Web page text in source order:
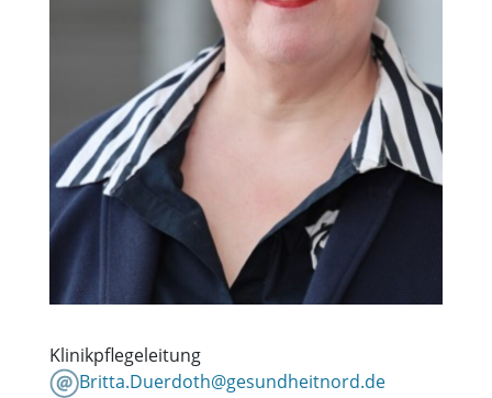
Klinikpflegeleitung
Britta.Duerdoth@gesundheitnord.de